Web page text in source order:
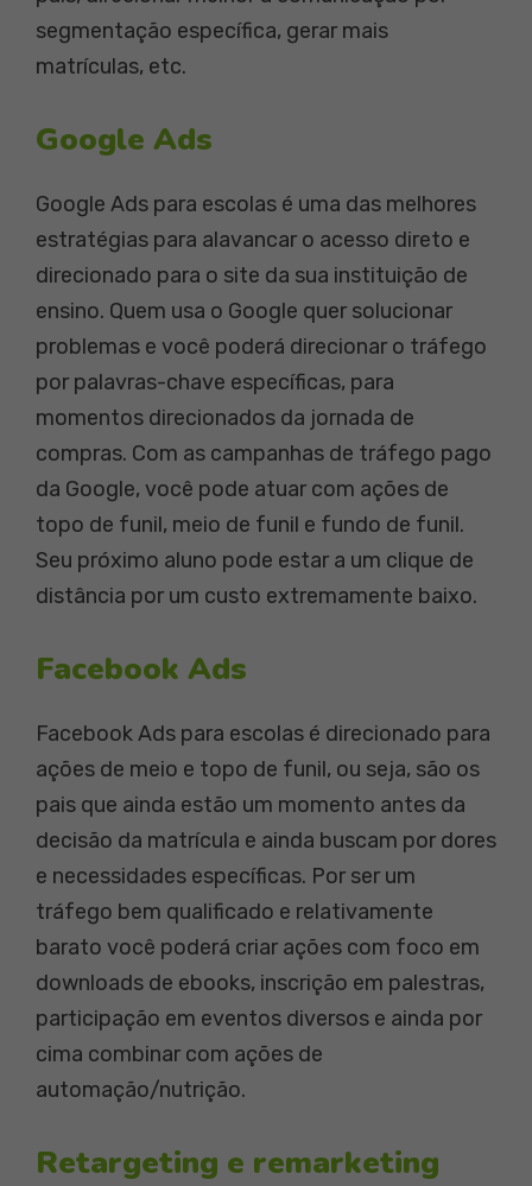
segmentação específica, gerar mais
matrículas, etc.
Google Ads
Google Ads para escolas é uma das melhores
estratégias para alavancar o acesso direto e
direcionado para o site da sua instituição de
ensino. Quem usa o Google quer solucionar
problemas e você poderá direcionar o tráfego
por palavras-chave específicas, para
momentos direcionados da jornada de
compras. Com as campanhas de tráfego pago
da Google, você pode atuar com ações de
topo de funil, meio de funil e fundo de funil.
Seu próximo aluno pode estar a um clique de
distância por um custo extremamente baixo.
Facebook Ads
Facebook Ads para escolas é direcionado para
ações de meio e topo de funil, ou seja, são os
pais que ainda estão um momento antes da
decisão da matrícula e ainda buscam por dores
e necessidades específicas. Por ser um
tráfego bem qualificado e relativamente
barato você poderá criar ações com foco em
downloads de ebooks, inscrição em palestras,
participação em eventos diversos e ainda por
cima combinar com ações de
automação/nutrição.
Retargeting e remarketing